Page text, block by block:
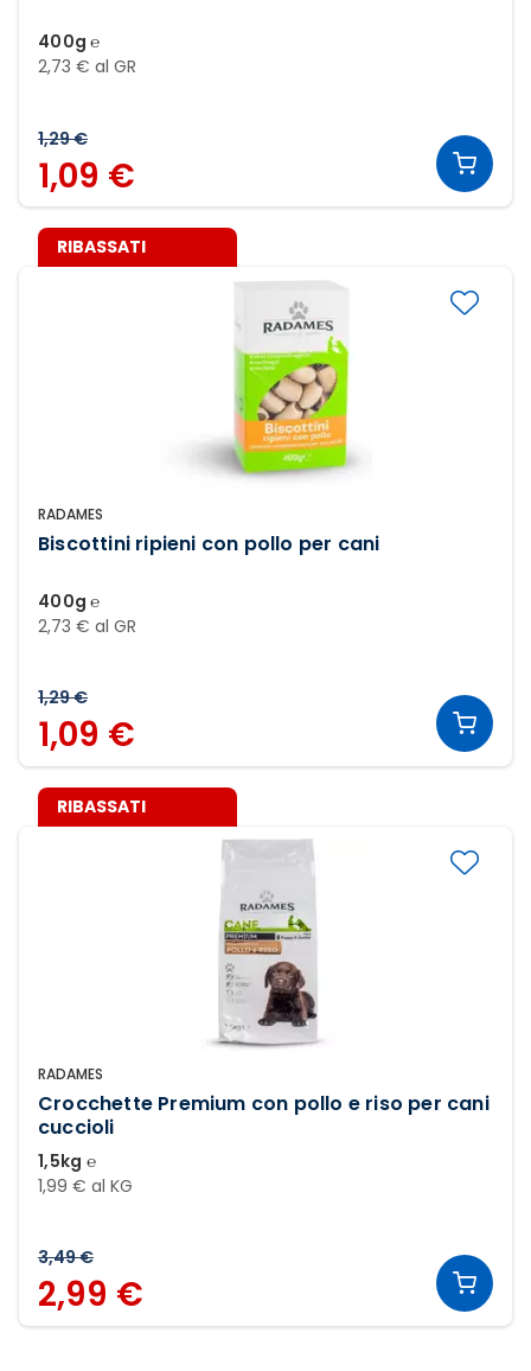
400g ℮
2,73 € al GR
1,29 €
1,09 €
RADAMES
Biscottini ripieni con pollo per cani
400g ℮
2,73 € al GR
RIBASSATI
1,29 €
1,09 €
RADAMES
Crocchette Premium con pollo e riso per cani
cuccioli
1,5kg ℮
1,99 € al KG
RIBASSATI
3,49 €
2,99 €